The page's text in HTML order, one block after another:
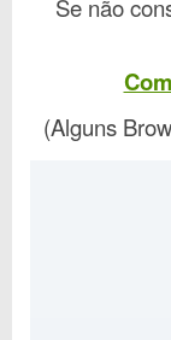
Se não
(Alguns